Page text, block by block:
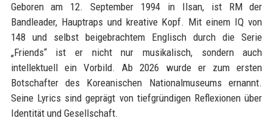
Geboren am 12. September 1994 in Ilsan, ist RM der
Bandleader, Hauptraps und kreative Kopf. Mit einem IQ von
148 und selbst beigebrachtem Englisch durch die Serie
„Friends“ ist er nicht nur musikalisch, sondern auch
intellektuell ein Vorbild. Ab 2026 wurde er zum ersten
Botschafter des Koreanischen Nationalmuseums ernannt.
Seine Lyrics sind geprägt von tiefgründigen Reflexionen über
Identität und Gesellschaft.